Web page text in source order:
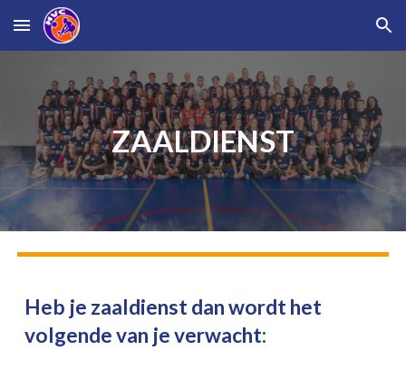
Skip to main content Skip to navigation
ZAALDIENST
Heb je zaaldienst dan wordt het
volgende van je verwacht: